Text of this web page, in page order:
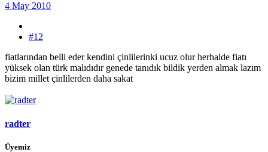
4 May 2010
#12
fiatlarından belli eder kendini çinlilerinki ucuz olur herhalde fiatı
yüksek olan türk malıdıdır genede tanıdık bildik yerden almak lazım
bizim millet çinlilerden daha sakat
radter
Üyemiz